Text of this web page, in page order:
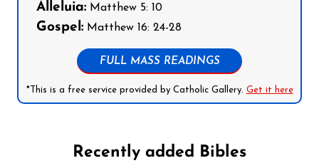
Alleluia: Matthew 5: 10
Gospel: Matthew 16: 24-28
FULL MASS READINGS
*This is a free service provided by Catholic Gallery. Get it here
Recently added Bibles